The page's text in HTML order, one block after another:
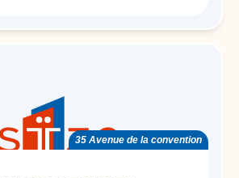
35 Avenue de la convention